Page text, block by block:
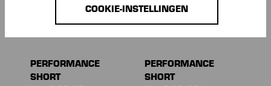
PERFORMANCE
SHORT
PERFORMANCE
SHORT
COOKIE-INSTELLINGEN